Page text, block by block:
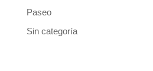
Paseo
Sin categoría